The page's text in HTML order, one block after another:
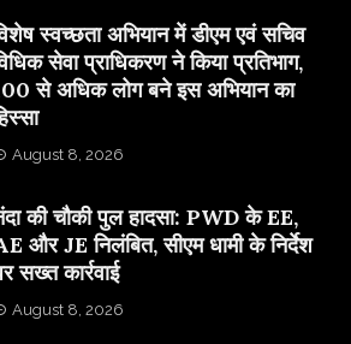
स्वच्छता अभियान में डीएम एवं सचिव
सेवा प्राधिकरण ने किया प्रतिभाग,
से अधिक लोग बने इस अभियान का
August 8, 2026
की चौकी पुल हादसा: PWD के EE,
और JE निलंबित, सीएम धामी के निर्देश
सख्त कार्रवाई
August 8, 2026